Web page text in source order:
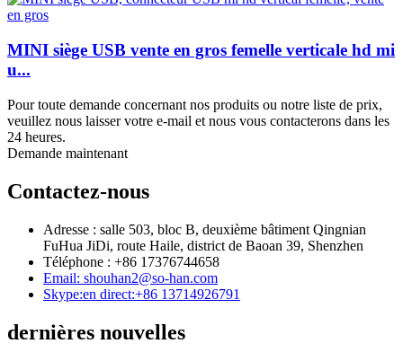
MINI siège USB vente en gros femelle verticale hd mi
u...
Pour toute demande concernant nos produits ou notre liste de prix,
veuillez nous laisser votre e-mail et nous vous contacterons dans les
24 heures.
Demande maintenant
Contactez-nous
Adresse : salle 503, bloc B, deuxième bâtiment Qingnian
FuHua JiDi, route Haile, district de Baoan 39, Shenzhen
Téléphone : +86 17376744658
Email: shouhan2@so-han.com
Skype:en direct:+86 13714926791
dernières nouvelles